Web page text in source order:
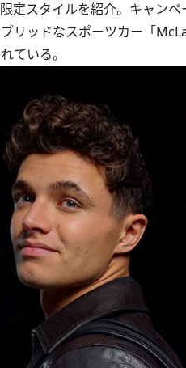
定スタイルを紹介。キャン
リッドなスポーツカー「
ている。